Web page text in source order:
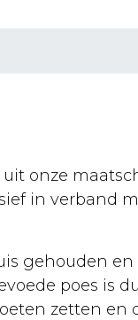
onze
in verband
gehouden
poes is
zetten en